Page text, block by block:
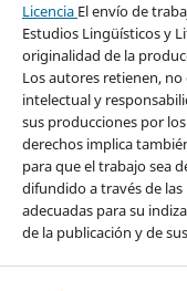
Licencia El envío de
Estudios Lingüísticos y
originalidad de la
Los autores retienen,
intelectual y
sus producciones por
derechos implica
para que el trabajo sea
difundido a través de
adecuadas para su
de la publicación y de